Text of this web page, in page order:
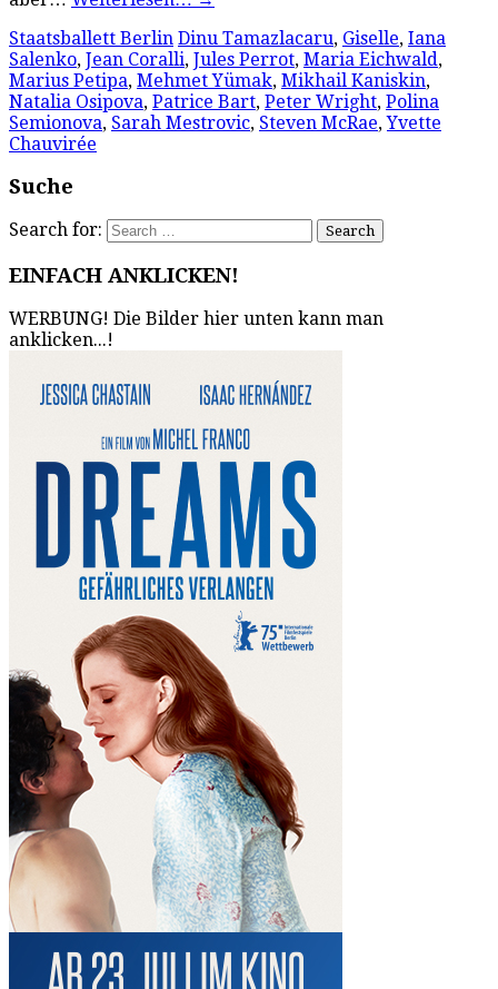
Staatsballett Berlin Dinu Tamazlacaru, Giselle, Iana
Salenko, Jean Coralli, Jules Perrot, Maria Eichwald,
Marius Petipa, Mehmet Yümak, Mikhail Kaniskin,
Natalia Osipova, Patrice Bart, Peter Wright, Polina
Semionova, Sarah Mestrovic, Steven McRae,Yvette
Chauvirée
Suche
Search for:
EINFACH ANKLICKEN!
WERBUNG! Die Bilder hier unten kann man
anklicken...!